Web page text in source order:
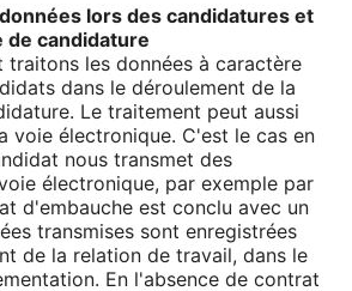
lors des candidatures et
de candidature
traitons les données à caractère
dans le déroulement de la
Le traitement peut aussi
voie électronique. C'est le cas en
nous transmet des
électronique, par exemple par
d'embauche est conclu avec un
transmises sont enregistrées
de la relation de travail, dans le
En l'absence de contrat